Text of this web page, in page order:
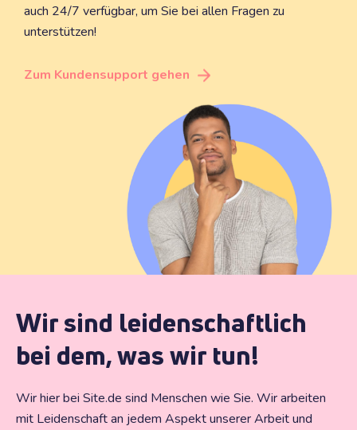
auch 24/7 verfügbar, um Sie bei allen Fragen zu
unterstützen!
Zum Kundensupport gehen
Wir sind leidenschaftlich
bei dem, was wir tun!
Wir hier bei Site.de sind Menschen wie Sie. Wir arbeiten
mit Leidenschaft an jedem Aspekt unserer Arbeit und